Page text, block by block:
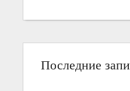
Последние